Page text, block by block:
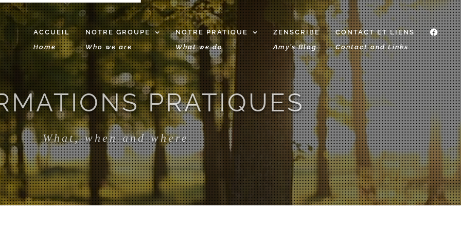
ACCUEIL
Home
NOTRE GROUPE
Who we are
NOTRE PRATIQUE
What we do
ZENSCRIBE
Amy’s Blog
CONTACT ET LIENS
Contact and Links
f
PRATIQUES
What, when and where